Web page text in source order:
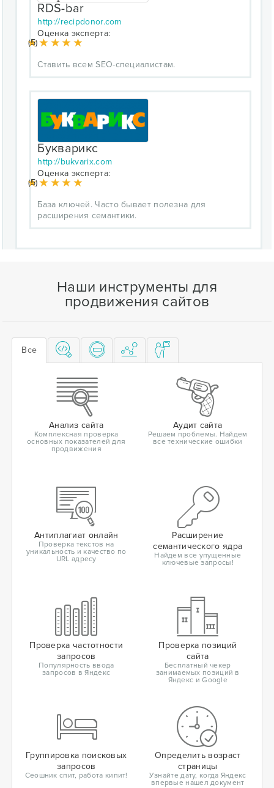
RDS-bar
http://recipdonor.com
Оценка эксперта:
(5)
Ставить всем SEO-специалистам.
Букварикс
http://bukvarix.com
Оценка эксперта:
(5)
База ключей. Часто бывает полезна для
расширения семантики.
Наши инструменты для
продвижения сайтов
Все
Анализ сайта
Комплексная проверка
основных показателей для
продвижения
Аудит сайта
Решаем проблемы. Найдем
все технические ошибки
Антиплагиат онлайн
Проверка текстов на
уникальность и качество по
URL адресу
Расширение
семантического ядра
Найдем все упущенные
ключевые запросы!
Проверка частотности
запросов
Популярность ввода
запросов в Яндекс
Проверка позиций
сайта
Бесплатный чекер
занимаемых позиций в
Яндекс и Google
Группировка поисковых
запросов
Сеошник спит, работа кипит!
Определить возраст
страницы
Узнайте дату, когда Яндекс
впервые нашел документ